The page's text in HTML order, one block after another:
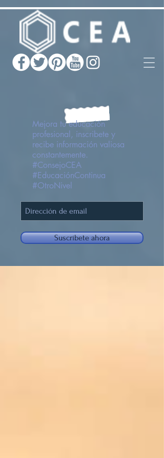
Mejora tu educación
profesional, inscribete y
recibe información valiosa
constantemente.
#ConsejoCEA
#EducaciónContinua
#OtroNivel
Suscríbete ahora